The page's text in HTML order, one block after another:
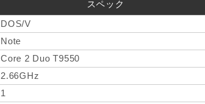
スペック
DOS/V
Note
Core 2 Duo T9550
2.66GHz
1